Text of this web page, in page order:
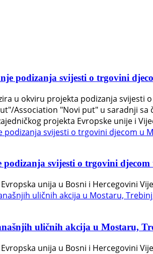
podizanja svijesti o trgovini
u okviru projekta podizanja svijesti
Association "Novi put" u saradnji
projekta Evropske unije i
podizanja svijesti o trgovini
unija u Bosni i Hercegovini
uličnih akcija u Mostaru,
unija u Bosni i Hercegovini